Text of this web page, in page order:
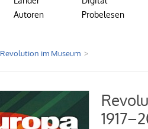
Autoren
Probelesen
Revolution im Museum